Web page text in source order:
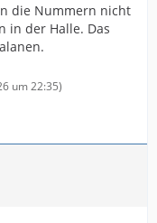
die Nummern nicht
in der Halle. Das
um 22:35)